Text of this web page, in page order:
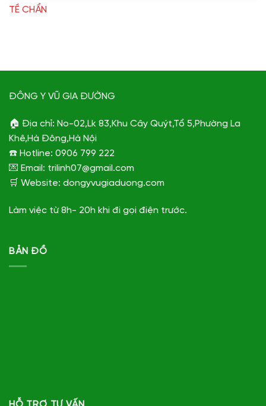
TỀ CHẨN
ĐÔNG Y VŨ GIA ĐƯỜNG
🏠 Địa chỉ: No-02,Lk 83,Khu Cây Quýt,Tổ 5,Phường La
Khê,Hà Đông,Hà Nội
☎️ Hotline: 0906 799 222
💌 Email: trilinh07@gmail.com
🛒 Website: dongyvugiaduong.com
Làm việc từ 8h- 20h khi đi gọi điện trước.
BẢN ĐỒ